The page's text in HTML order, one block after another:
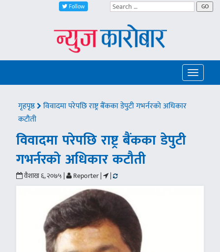
Follow GO
Toggle
गृहपृष्ठ
विवादमा परेपछि राष्ट्र बैंकका डेपुटी गभर्नरको अधिकार
कटौती
विवादमा परेपछि राष्ट्र बैंकका डेपुटी
गभर्नरको अधिकार कटौती
वैशाख ६, २०७५ | Reporter | |